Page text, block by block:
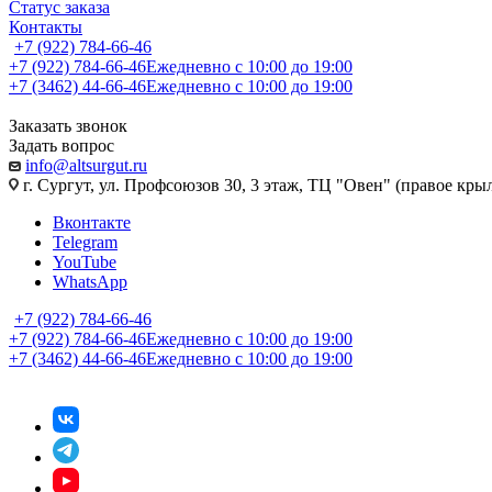
Статус заказа
Контакты
+7 (922) 784-66-46
+7 (922) 784-66-46Ежедневно с 10:00 до 19:00
+7 (3462) 44-66-46Ежедневно с 10:00 до 19:00
Заказать звонок
Задать вопрос
info@altsurgut.ru
г. Сургут, ул. Профсоюзов 30, 3 этаж, ТЦ "Овен" (правое
Вконтакте
Telegram
YouTube
WhatsApp
+7 (922) 784-66-46
+7 (922) 784-66-46Ежедневно с 10:00 до 19:00
+7 (3462) 44-66-46Ежедневно с 10:00 до 19:00